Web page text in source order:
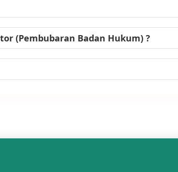
(Pembubaran Badan Hukum) ?